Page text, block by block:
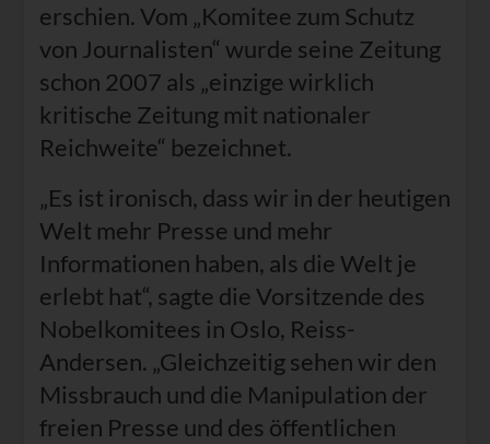
erschien. Vom „Komitee zum Schutz
von Journalisten“ wurde seine Zeitung
schon 2007 als „einzige wirklich
kritische Zeitung mit nationaler
Reichweite“ bezeichnet.
„Es ist ironisch, dass wir in der heutigen
Welt mehr Presse und mehr
Informationen haben, als die Welt je
erlebt hat“, sagte die Vorsitzende des
Nobelkomitees in Oslo, Reiss-
Andersen. „Gleichzeitig sehen wir den
Missbrauch und die Manipulation der
freien Presse und des öffentlichen